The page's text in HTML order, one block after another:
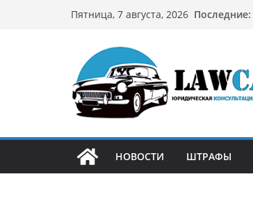
Пятница, 7 августа, 2026 Последние:
НОВОСТИ ШТРАФЫ